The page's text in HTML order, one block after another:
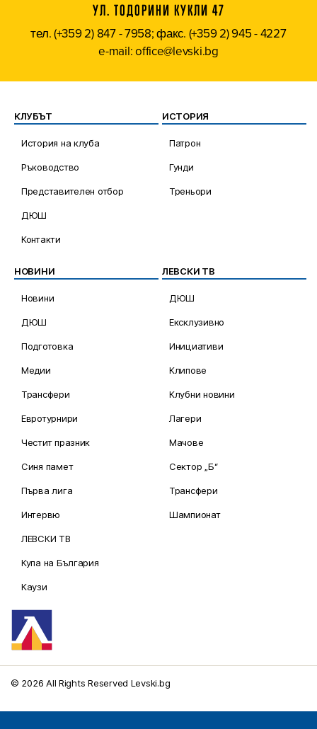
УЛ. ТОДОРИНИ КУКЛИ 47
тел. (+359 2) 847 - 7958; факс. (+359 2) 945 - 4227
e-mail: office@levski.bg
КЛУБЪТ
История на клуба
Ръководство
Представителен отбор
ДЮШ
Контакти
ИСТОРИЯ
Патрон
Гунди
Треньори
НОВИНИ
Новини
ДЮШ
Подготовка
Медии
Трансфери
Евротурнири
Честит празник
Синя памет
Първа лига
Интервю
ЛЕВСКИ ТВ
Купа на България
Каузи
ЛЕВСКИ ТВ
ДЮШ
Ексклузивно
Инициативи
Клипове
Клубни новини
Лагери
Мачове
Сектор „Б“
Трансфери
Шампионат
© 2026 All Rights Reserved Levski.bg